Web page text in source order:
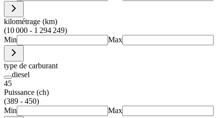
kilométrage (km)
(10 000 - 1 294 249)
Min
Max
type de carburant
diesel
45
Puissance (ch)
(389 - 450)
Min
Max